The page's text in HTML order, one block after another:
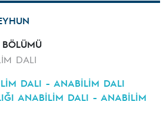
DALI
DALI - ANABİLİM DALI
ANABİLİM DALI - ANABİLİM